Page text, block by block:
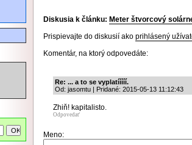
Diskusia k článku: Meter štvorcový
Prispievajte do diskusií ako prihlásený
Komentár, na ktorý odpovedáte:
Re: ... a to se vyplatííííí.
Od: jasomtu | Pridané: 2015-05-13 11:12:43
Zhiň! kapitalisto.
Odpovedať
Meno: